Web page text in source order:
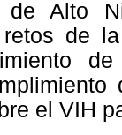
de Alto
de
el VIH